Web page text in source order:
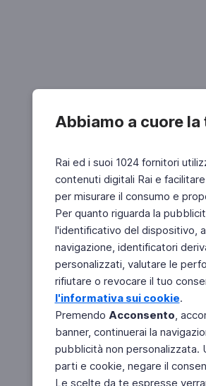
Abbiamo a cuore
Rai ed i suoi 1024 fornitori
contenuti digitali Rai e
per misurare il consumo e
Per quanto riguarda la
l'identificativo del dispositivo,
navigazione, identificatori
personalizzati, valutare le
rifiutare o revocare il tuo
l'informativa sui cookie.
Premendo Acconsento,
banner, continuerai la
pubblicità non personalizzata.
parti e cookie, negare il
Le scelte da te espresse